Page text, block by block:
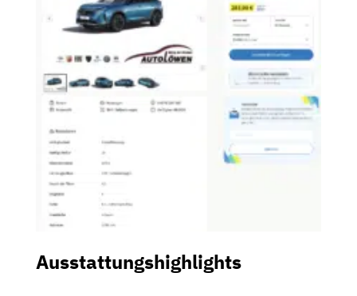
Ausstattungshighlights